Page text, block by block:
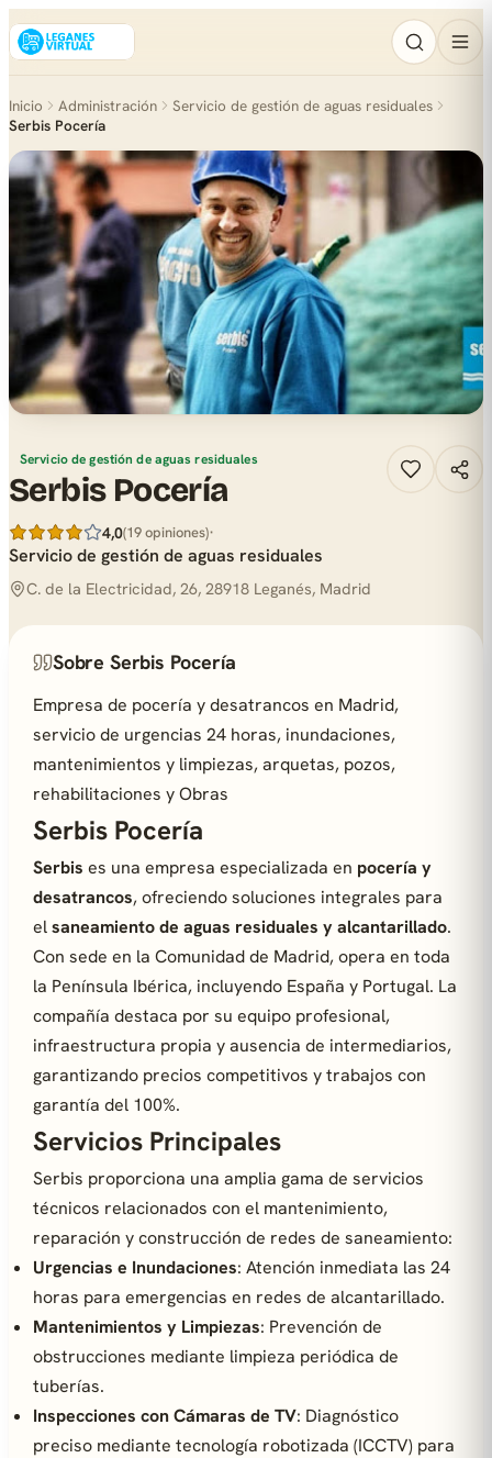
Inicio Administración
Servicio de gestión de aguas residuales
Serbis Pocería
Servicio de gestión de aguas residuales
Serbis Pocería
4,0(19 opiniones)·
Servicio de gestión de aguas residuales
C. de la Electricidad, 26, 28918 Leganés, Madrid
Sobre Serbis Pocería
Empresa de pocería y desatrancos en Madrid,
servicio de urgencias 24 horas, inundaciones,
mantenimientos y limpiezas, arquetas, pozos,
rehabilitaciones y Obras
Serbis Pocería
Serbis es una empresa especializada en pocería y
desatrancos, ofreciendo soluciones integrales para
elsaneamiento de aguas residuales y alcantarillado.
Con sede en la Comunidad de Madrid, opera en toda
la Península Ibérica, incluyendo España y Portugal. La
compañía destaca por su equipo profesional,
infraestructura propia y ausencia de intermediarios,
garantizando precios competitivos y trabajos con
garantía del 100%.
Servicios Principales
Serbis proporciona una amplia gama de servicios
técnicos relacionados con el mantenimiento,
reparación y construcción de redes de saneamiento:
Urgencias e Inundaciones: Atención inmediata las 24
horas para emergencias en redes de alcantarillado.
Mantenimientos y Limpiezas: Prevención de
obstrucciones mediante limpieza periódica de
tuberías.
Inspecciones con Cámaras de TV: Diagnóstico
preciso mediante tecnología robotizada (ICCTV) para